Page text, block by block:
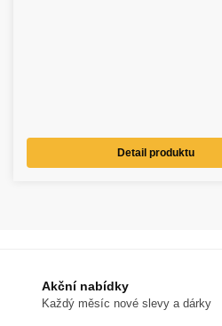
Detail produktu
Akční nabídky
Každý měsíc nové slevy a dárky